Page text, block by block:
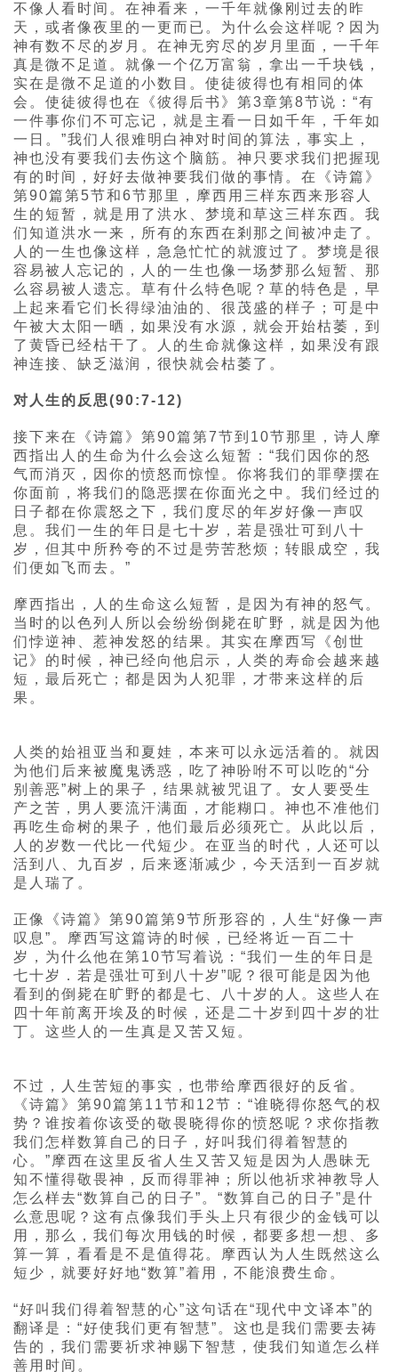
不像人看时间。在神看来，一千年就像刚过去的昨
天，或者像夜里的一更而已。为什么会这样呢？因为
神有数不尽的岁月。在神无穷尽的岁月里面，一千年
真是微不足道。就像一个亿万富翁，拿出一千块钱，
实在是微不足道的小数目。使徒彼得也有相同的体
会。使徒彼得也在《彼得后书》第3章第8节说：“有
一件事你们不可忘记，就是主看一日如千年，千年如
一日。”我们人很难明白神对时间的算法，事实上，
神也没有要我们去伤这个脑筋。神只要求我们把握现
有的时间，好好去做神要我们做的事情。在《诗篇》
第90篇第5节和6节那里，摩西用三样东西来形容人
生的短暂，就是用了洪水、梦境和草这三样东西。我
们知道洪水一来，所有的东西在剎那之间被冲走了。
人的一生也像这样，急急忙忙的就渡过了。梦境是很
容易被人忘记的，人的一生也像一场梦那么短暂、那
么容易被人遗忘。草有什么特色呢？草的特色是，早
上起来看它们长得绿油油的、很茂盛的样子；可是中
午被大太阳一晒，如果没有水源，就会开始枯萎，到
了黄昏已经枯干了。人的生命就像这样，如果没有跟
神连接、缺乏滋润，很快就会枯萎了。
对人生的反思(90:7-12)
接下来在《诗篇》第90篇第7节到10节那里，诗人摩
西指出人的生命为什么会这么短暂：“我们因你的怒
气而消灭，因你的愤怒而惊惶。你将我们的罪孽摆在
你面前，将我们的隐恶摆在你面光之中。我们经过的
日子都在你震怒之下，我们度尽的年岁好像一声叹
息。我们一生的年日是七十岁，若是强壮可到八十
岁，但其中所矜夸的不过是劳苦愁烦；转眼成空，我
们便如飞而去。”
摩西指出，人的生命这么短暂，是因为有神的怒气。
当时的以色列人所以会纷纷倒毙在旷野，就是因为他
们悖逆神、惹神发怒的结果。其实在摩西写《创世
记》的时候，神已经向他启示，人类的寿命会越来越
短，最后死亡；都是因为人犯罪，才带来这样的后
果。
人类的始祖亚当和夏娃，本来可以永远活着的。就因
为他们后来被魔鬼诱惑，吃了神吩咐不可以吃的“分
别善恶”树上的果子，结果就被咒诅了。女人要受生
产之苦，男人要流汗满面，才能糊口。神也不准他们
再吃生命树的果子，他们最后必须死亡。从此以后，
人的岁数一代比一代短少。在亚当的时代，人还可以
活到八、九百岁，后来逐渐减少，今天活到一百岁就
是人瑞了。
正像《诗篇》第90篇第9节所形容的，人生“好像一声
叹息”。摩西写这篇诗的时候，已经将近一百二十
岁，为什么他在第10节写着说：“我们一生的年日是
七十岁．若是强壮可到八十岁”呢？很可能是因为他
看到的倒毙在旷野的都是七、八十岁的人。这些人在
四十年前离开埃及的时候，还是二十岁到四十岁的壮
丁。这些人的一生真是又苦又短。
不过，人生苦短的事实，也带给摩西很好的反省。
《诗篇》第90篇第11节和12节：“谁晓得你怒气的权
势？谁按着你该受的敬畏晓得你的愤怒呢？求你指教
我们怎样数算自己的日子，好叫我们得着智慧的
心。”摩西在这里反省人生又苦又短是因为人愚昧无
知不懂得敬畏神，反而得罪神；所以他祈求神教导人
怎么样去“数算自己的日子”。“数算自己的日子”是什
么意思呢？这有点像我们手头上只有很少的金钱可以
用，那么，我们每次用钱的时候，都要多想一想、多
算一算，看看是不是值得花。摩西认为人生既然这么
短少，就要好好地“数算”着用，不能浪费生命。
“好叫我们得着智慧的心”这句话在“现代中文译本”的
翻译是：“好使我们更有智慧”。这也是我们需要去祷
告的，我们需要祈求神赐下智慧，使我们知道怎么样
善用时间。